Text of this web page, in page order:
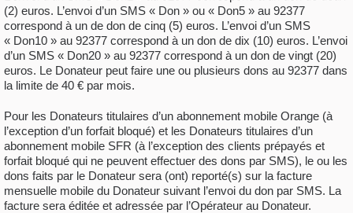
(2) euros. L’envoi d’un SMS « Don » ou « Don5 » au 92377
correspond à un de don de cinq (5) euros. L’envoi d’un SMS
« Don10 » au 92377 correspond à un don de dix (10) euros. L’envoi
d’un SMS « Don20 » au 92377 correspond à un don de vingt (20)
euros. Le Donateur peut faire une ou plusieurs dons au 92377 dans
la limite de 40 € par mois.
Pour les Donateurs titulaires d’un abonnement mobile Orange (à
l’exception d’un forfait bloqué) et les Donateurs titulaires d’un
abonnement mobile SFR (à l’exception des clients prépayés et
forfait bloqué qui ne peuvent effectuer des dons par SMS), le ou les
dons faits par le Donateur sera (ont) reporté(s) sur la facture
mensuelle mobile du Donateur suivant l’envoi du don par SMS. La
facture sera éditée et adressée par l’Opérateur au Donateur.